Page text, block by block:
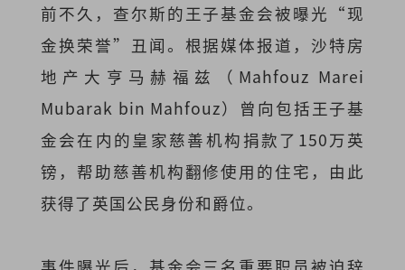
前不久，查尔斯的王子基金会被曝光“现
金换荣誉”丑闻。根据媒体报道，沙特房
地产大亨马赫福兹（Mahfouz Marei
Mubarak bin Mahfouz）曾向包括王子基
金会在内的皇家慈善机构捐款了150万英
镑，帮助慈善机构翻修使用的住宅，由此
获得了英国公民身份和爵位。